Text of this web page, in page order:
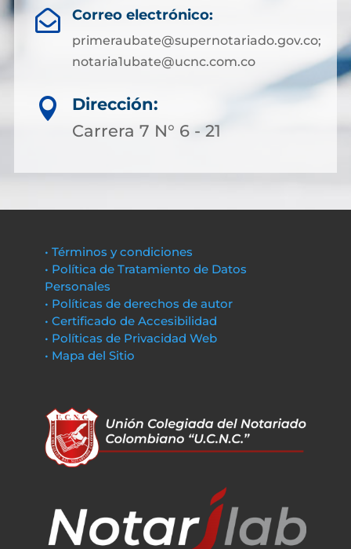
 Correo electrónico:
primeraubate@supernotariado.gov.co;
notaria1ubate@ucnc.com.co

Dirección:
Carrera 7 N° 6 - 21
• Términos y condiciones
• Política de Tratamiento de Datos
Personales
• Políticas de derechos de autor
• Certificado de Accesibilidad
• Políticas de Privacidad Web
• Mapa del Sitio